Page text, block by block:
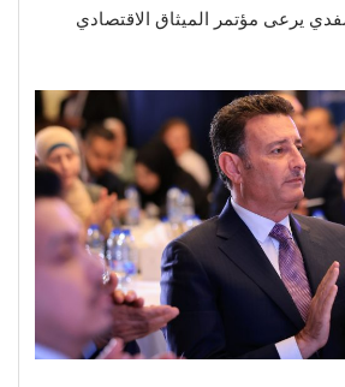
يرعى مؤتمر الميثاق الاقتصادي